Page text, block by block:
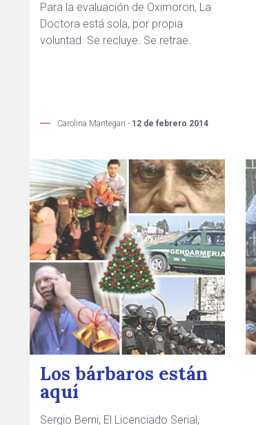
Para la evaluación de Oximoron, La
Doctora está sola, por propia
voluntad. Se recluye. Se retrae.
Carolina Mantegari - 12 de febrero 2014
Los bárbaros están
aquí
Sergio Berni, El Licenciado Serial,